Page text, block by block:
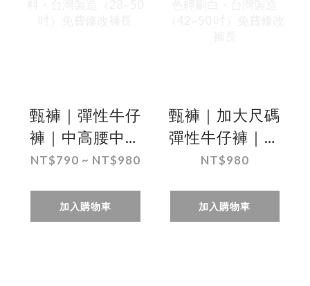
甄褲｜彈性牛仔
褲｜中高腰中直
筒・微厚布料・
（28~50 吋）免
費修改褲長
NT$790 ~ NT$980
加入購物車
甄褲｜加大尺碼
彈性牛仔褲｜中
高腰直筒・黑色
造（42~50 吋）
免費修改褲長
NT$980
加入購物車